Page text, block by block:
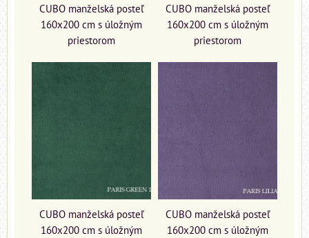
CUBO manželská posteľ
160x200 cm s úložným
priestorom
CUBO manželská posteľ
160x200 cm s úložným
priestorom
CUBO manželská posteľ
160x200 cm s úložným
CUBO manželská posteľ
160x200 cm s úložným